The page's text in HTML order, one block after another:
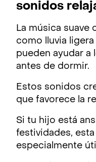
sonidos
La música suave
como lluvia
pueden ayudar a
antes de dormir.
Estos sonidos
que favorece la
Si tu hijo está
festividades,
especialmente